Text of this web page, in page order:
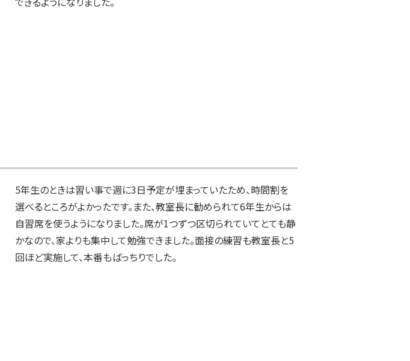
5年生のときは習い事で週に3日予定が埋まっていたため、時間割を
選べるところがよかったです。また、教室長に勧められて6年生からは
自習席を使うようになりました。席が1つずつ区切られていてとても静
かなので、家よりも集中して勉強できました。面接の練習も教室長と5